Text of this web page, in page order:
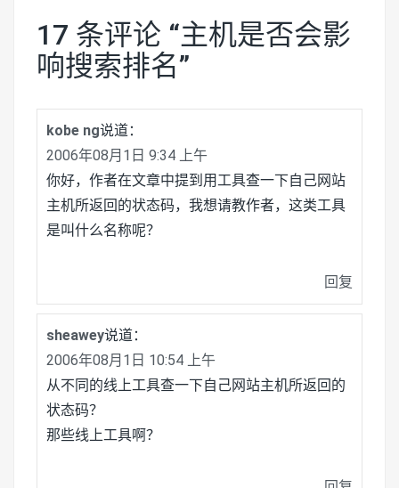
17 条评论 “主机是否会影
响搜索排名”
kobe ng说道：
2006年08月1日 9:34 上午
你好，作者在文章中提到用工具查一下自己网站
主机所返回的状态码，我想请教作者，这类工具
是叫什么名称呢？
回复
sheawey说道：
2006年08月1日 10:54 上午
从不同的线上工具查一下自己网站主机所返回的
状态码？
那些线上工具啊？